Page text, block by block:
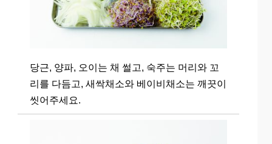
당근, 양파, 오이는 채 썰고, 숙주는 머리와 꼬
리를 다듬고, 새싹채소와 베이비채소는 깨끗이
씻어주세요.